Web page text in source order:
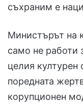
съхраним е
Министърът на
само не работи
целия културен
поредната
корупционен